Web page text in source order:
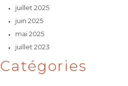
juillet 2025
juin 2025
mai 2025
juillet 2023
Catégories